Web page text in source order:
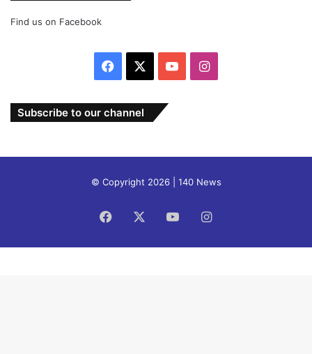
Find us on Facebook
Facebook YouTubeInstagram
Subscribe to our channel
© Copyright 2026 | 140 News
Facebook YouTubeInstagram